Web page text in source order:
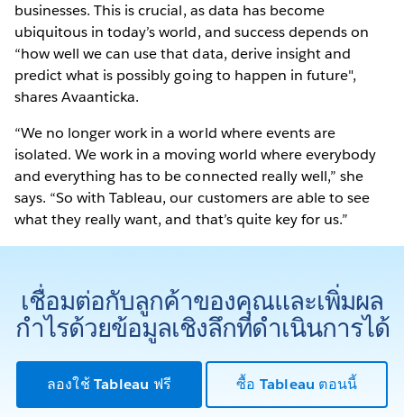
businesses. This is crucial, as data has become
ubiquitous in today’s world, and success depends on
“how well we can use that data, derive insight and
predict what is possibly going to happen in future",
shares Avaanticka.
“We no longer work in a world where events are
isolated. We work in a moving world where everybody
and everything has to be connected really well,” she
says. “So with Tableau, our customers are able to see
what they really want, and that’s quite key for us.”
เชื่อมต่อกับลูกค้าของคุณและเพิ่มผล
กำไรด้วยข้อมูลเชิงลึกที่ดำเนินการได้
ลองใช้ Tableau ฟรี ซื้อ Tableau ตอนนี้